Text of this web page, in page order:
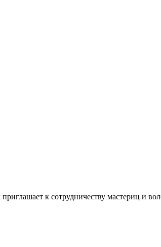
к сотрудничеству мастериц и